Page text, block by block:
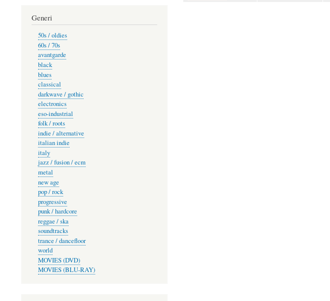
Generi
50s / oldies
60s / 70s
avantgarde
black
blues
classical
darkwave / gothic
electronics
eso-industrial
folk / roots
indie / alternative
italian indie
italy
jazz / fusion / ecm
metal
new age
pop / rock
progressive
punk / hardcore
reggae / ska
soundtracks
trance / dancefloor
world
MOVIES (DVD)
MOVIES (BLU-RAY)